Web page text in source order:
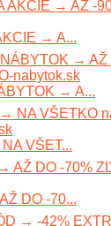
→ A...
→ A...
VŠET...
DO -70...